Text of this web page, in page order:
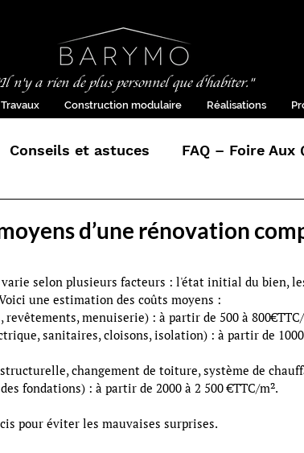
n'y a rien de plus personnel que d'habiter."
Travaux Construction modulaire Réalisations
Conseils et astuces FAQ – Foire Aux
d’une rénovation
selon plusieurs facteurs : l'état initial du bien,
une estimation des coûts moyens :
revêtements, menuiserie) : à partir de 500 à
sanitaires, cloisons, isolation) : à partir de
changement de toiture, système de
fondations) : à partir de 2000 à 2 500 €TTC/m².
pour éviter les mauvaises surprises.